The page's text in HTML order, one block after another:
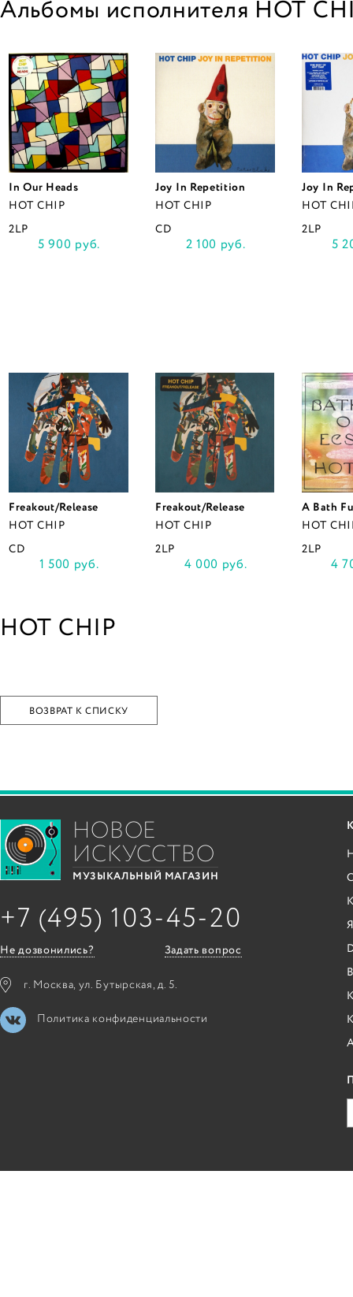
Альбомы исполнителя HOT
In Our Heads
HOT CHIP
2LP
5 900 руб.
Joy In Repetition
HOT CHIP
CD
2 100 руб.
Joy In
HOT
2LP
5
Freakout/Release
HOT CHIP
CD
1 500 руб.
Freakout/Release
HOT CHIP
2LP
4 000 руб.
A Bath
HOT
2LP
4
HOT CHIP
ВОЗВРАТ К СПИСКУ
НОВОЕ
ИСКУССТВО
МУЗЫКАЛЬНЫЙ МАГАЗИН
+7 (495) 103-45-20
Не дозвонились? Задать вопрос
г. Москва, ул. Бутырская, д. 5.
Политика конфиденциальности